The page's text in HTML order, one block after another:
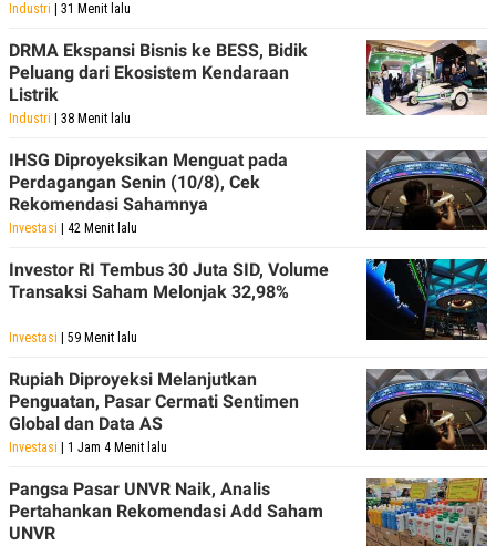
Industri | 31 Menit lalu
DRMA Ekspansi Bisnis ke BESS, Bidik
Peluang dari Ekosistem Kendaraan
Listrik
Industri | 38 Menit lalu
IHSG Diproyeksikan Menguat pada
Perdagangan Senin (10/8), Cek
Rekomendasi Sahamnya
Investasi | 42 Menit lalu
Investor RI Tembus 30 Juta SID, Volume
Transaksi Saham Melonjak 32,98%
Investasi | 59 Menit lalu
Rupiah Diproyeksi Melanjutkan
Penguatan, Pasar Cermati Sentimen
Global dan Data AS
Investasi | 1 Jam 4 Menit lalu
Pangsa Pasar UNVR Naik, Analis
Pertahankan Rekomendasi Add Saham
UNVR